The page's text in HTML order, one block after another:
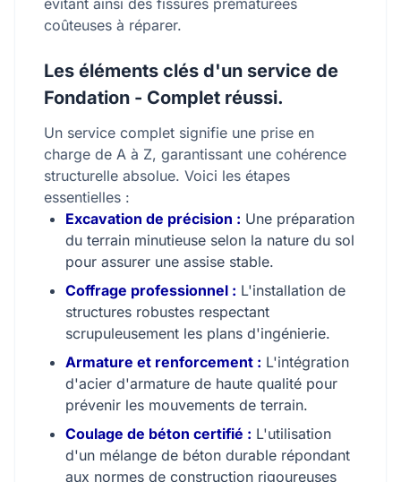
évitant ainsi des fissures prématurées
coûteuses à réparer.
Les éléments clés d'un service de
Fondation - Complet réussi.
Un service complet signifie une prise en
charge de A à Z, garantissant une cohérence
structurelle absolue. Voici les étapes
essentielles :
Excavation de précision : Une préparation
du terrain minutieuse selon la nature du sol
pour assurer une assise stable.
Coffrage professionnel : L'installation de
structures robustes respectant
scrupuleusement les plans d'ingénierie.
Armature et renforcement : L'intégration
d'acier d'armature de haute qualité pour
prévenir les mouvements de terrain.
Coulage de béton certifié : L'utilisation
d'un mélange de béton durable répondant
aux normes de construction rigoureuses